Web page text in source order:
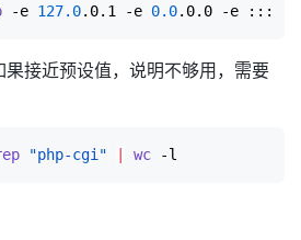
-e 127.0.0.1 -e 0.0.0.0 -e ::: -
接近预设值，说明不够用，需要
"php-cgi" wc